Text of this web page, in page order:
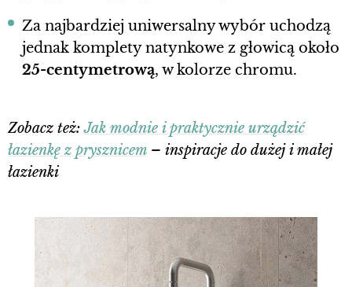
Za najbardziej uniwersalny wybór uchodzą
jednak komplety natynkowe z głowicą około
25-centymetrową, w kolorze chromu.
Zobacz też:Jak modnie i praktycznie urządzić
łazienkę z prysznicem – inspiracje do dużej i małej
łazienki